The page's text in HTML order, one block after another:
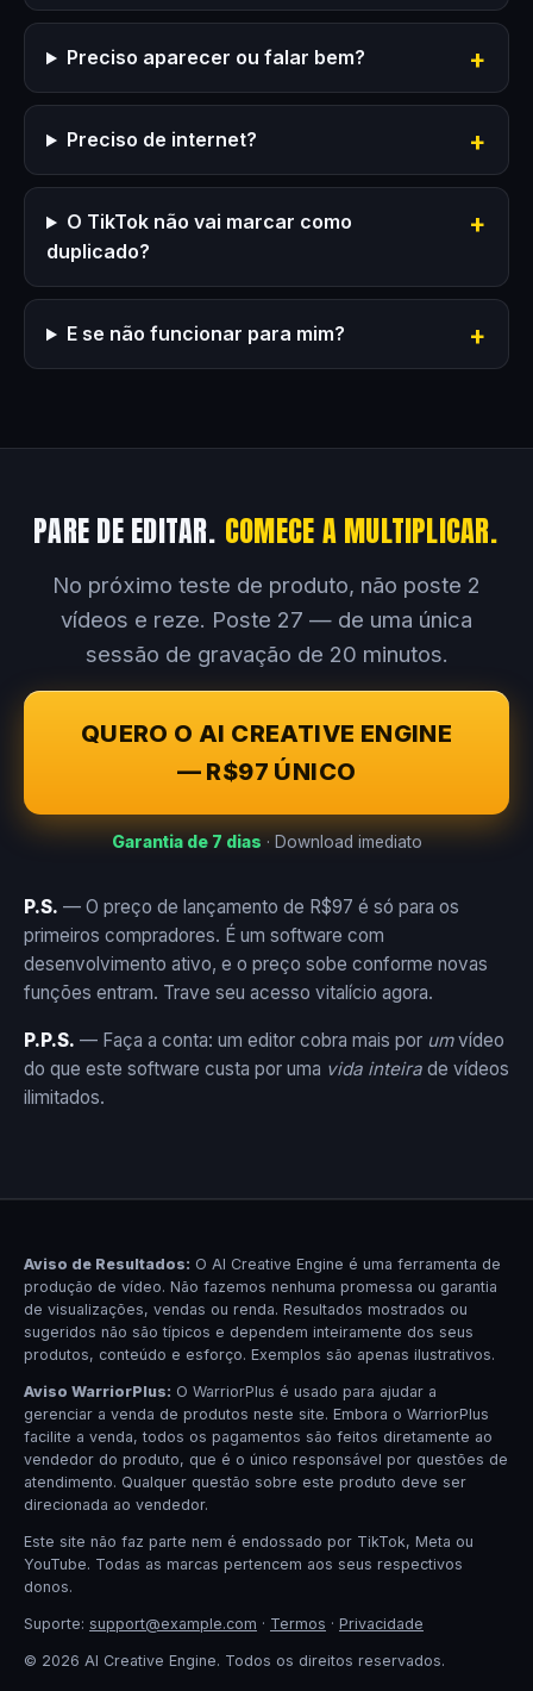
Preciso aparecer ou falar bem?
Preciso de internet?
O TikTok não vai marcar como
duplicado?
E se não funcionar para mim?
PARE DE EDITAR. COMECE A MULTIPLICAR.
No próximo teste de produto, não poste 2
vídeos e reze. Poste 27 — de uma única
sessão de gravação de 20 minutos.
QUERO O AI CREATIVE ENGINE
— R$97 ÚNICO
Garantia de 7 dias · Download imediato
P.S. — O preço de lançamento de R$97 é só para os
primeiros compradores. É um software com
desenvolvimento ativo, e o preço sobe conforme novas
funções entram. Trave seu acesso vitalício agora.
P.P.S. — Faça a conta: um editor cobra mais por umvídeo
do que este software custa por uma vida inteira de vídeos
ilimitados.
Aviso de Resultados: O AI Creative Engine é uma ferramenta de
produção de vídeo. Não fazemos nenhuma promessa ou garantia
de visualizações, vendas ou renda. Resultados mostrados ou
sugeridos não são típicos e dependem inteiramente dos seus
produtos, conteúdo e esforço. Exemplos são apenas ilustrativos.
Aviso WarriorPlus: O WarriorPlus é usado para ajudar a
gerenciar a venda de produtos neste site. Embora o WarriorPlus
facilite a venda, todos os pagamentos são feitos diretamente ao
vendedor do produto, que é o único responsável por questões de
atendimento. Qualquer questão sobre este produto deve ser
direcionada ao vendedor.
Este site não faz parte nem é endossado por TikTok, Meta ou
YouTube. Todas as marcas pertencem aos seus respectivos
donos.
Suporte: support@example.com · Termos · Privacidade
© 2026 AI Creative Engine. Todos os direitos reservados.